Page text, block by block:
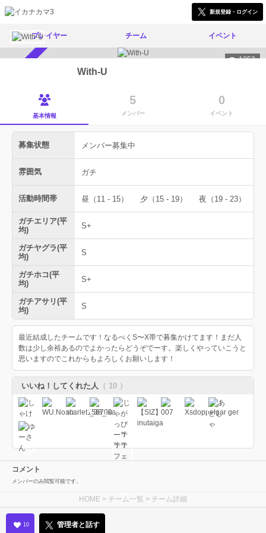
新規登録・ログイン
プレイヤー チーム イベント
1353
With-U
基本情報
5
メンバー
0
イベント
募集状態 メンバー募集中
雰囲気 ガチ
活動時間帯 昼（11 - 15） 夕（15 - 19） 夜（19 - 23）
ガチエリア(平
均)
S+
ガチヤグラ(平
均)
S
ガチホコ(平
均)
S+
ガチアサリ(平
均)
S
最近結成したチームです！なるべくS〜X帯で募集かけてます！まだ人
数は少し余裕あるのでよかったらどうぞでーす。楽しくやっていこうと
思いますのでこれからもよろしくお願いします！
いいね！してくれた人 （ 10 ）
コメント
メンバーのみ閲覧可能です。
HOME > チーム一覧 > チーム詳細
10 管理者と話す